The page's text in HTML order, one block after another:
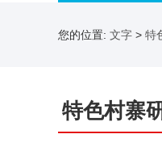
您的位置: 文字 > 特
特色村寨